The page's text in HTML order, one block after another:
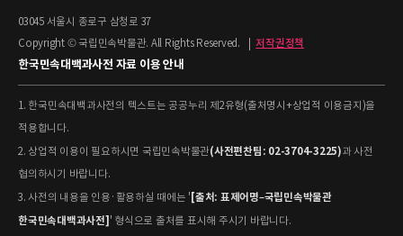
03045 서울시 종로구 삼청로 37
Copyright © 국립민속박물관. All Rights Reserved.
저작권정책
한국민속대백과사전 자료 이용 안내
1. 한국민속대백과사전의 텍스트는 공공누리 제2유형(출처명시+상업적 이용금지)을
적용합니다.
2. 상업적 이용이 필요하시면 국립민속박물관(사전편찬팀: 02-3704-3225)과 사전
협의하시기 바랍니다.
3. 사전의 내용을 인용·활용하실 때에는 ' [출처: 표제어명–국립민속박물관
한국민속대백과사전] ' 형식으로 출처를 표시해 주시기 바랍니다.